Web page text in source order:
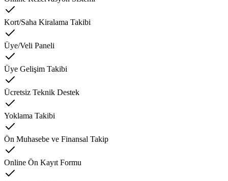
Kort/Saha Kiralama Takibi
Üye/Veli Paneli
Üye Gelişim Takibi
Ücretsiz Teknik Destek
Yoklama Takibi
Ön Muhasebe ve Finansal Takip
Online Ön Kayıt Formu